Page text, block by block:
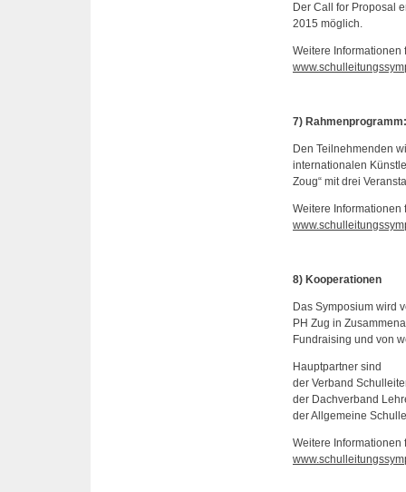
Der Call for Proposal
2015 möglich.
Weitere Informationen
7)
Den Teilnehmenden
internationalen
Zoug“ mit drei
Weitere
8) Kooperationen
Das Symposium wird
PH Zug in
Fundraising und von
Hauptpartner sind
der Verband
der Dachverband
der Allgemeine
Weitere